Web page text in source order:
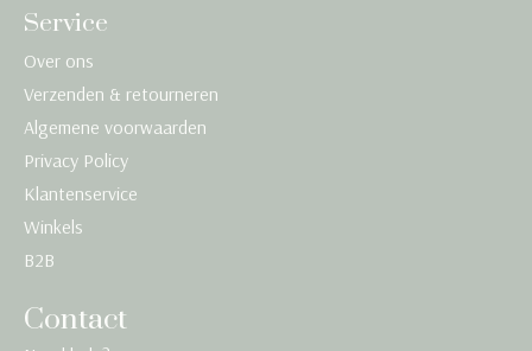
Service
Over ons
Verzenden & retourneren
Algemene voorwaarden
Privacy Policy
Klantenservice
Winkels
B2B
Contact